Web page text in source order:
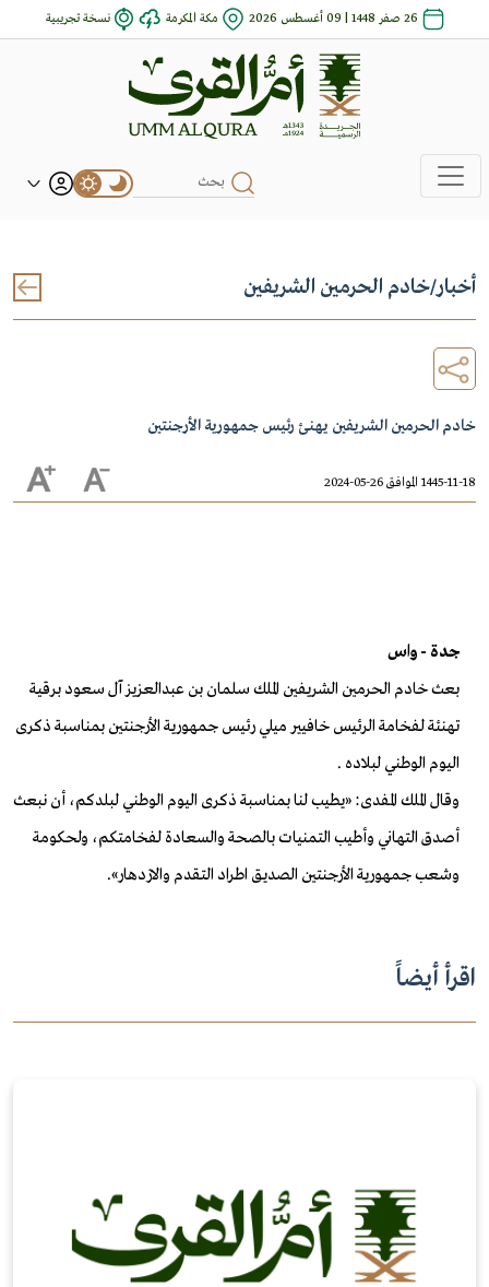
26 صفر 1448 | 09 أغسطس 2026 مكة المكرمة نسخة تجريبية
أخبار/خادم الحرمين الشريفين
خادم الحرمين الشريفين يهنئ رئيس جمهورية الأرجنتين
1445-11-18 الموافق 26-05-2024
جدة - واس
بعث خادم الحرمين الشريفين الملك سلمان بن عبدالعزيز آل سعود برقية
تهنئة لفخامة الرئيس خافيير ميلي رئيس جمهورية الأرجنتين بمناسبة ذكرى
اليوم الوطني لبلاده .
وقال الملك المفدى: «يطيب لنا بمناسبة ذكرى اليوم الوطني لبلدكم، أن نبعث
أصدق التهاني وأطيب التمنيات بالصحة والسعادة لفخامتكم، ولحكومة
وشعب جمهورية الأرجنتين الصديق اطراد التقدم والازدهار».
اقرأ أيضاً